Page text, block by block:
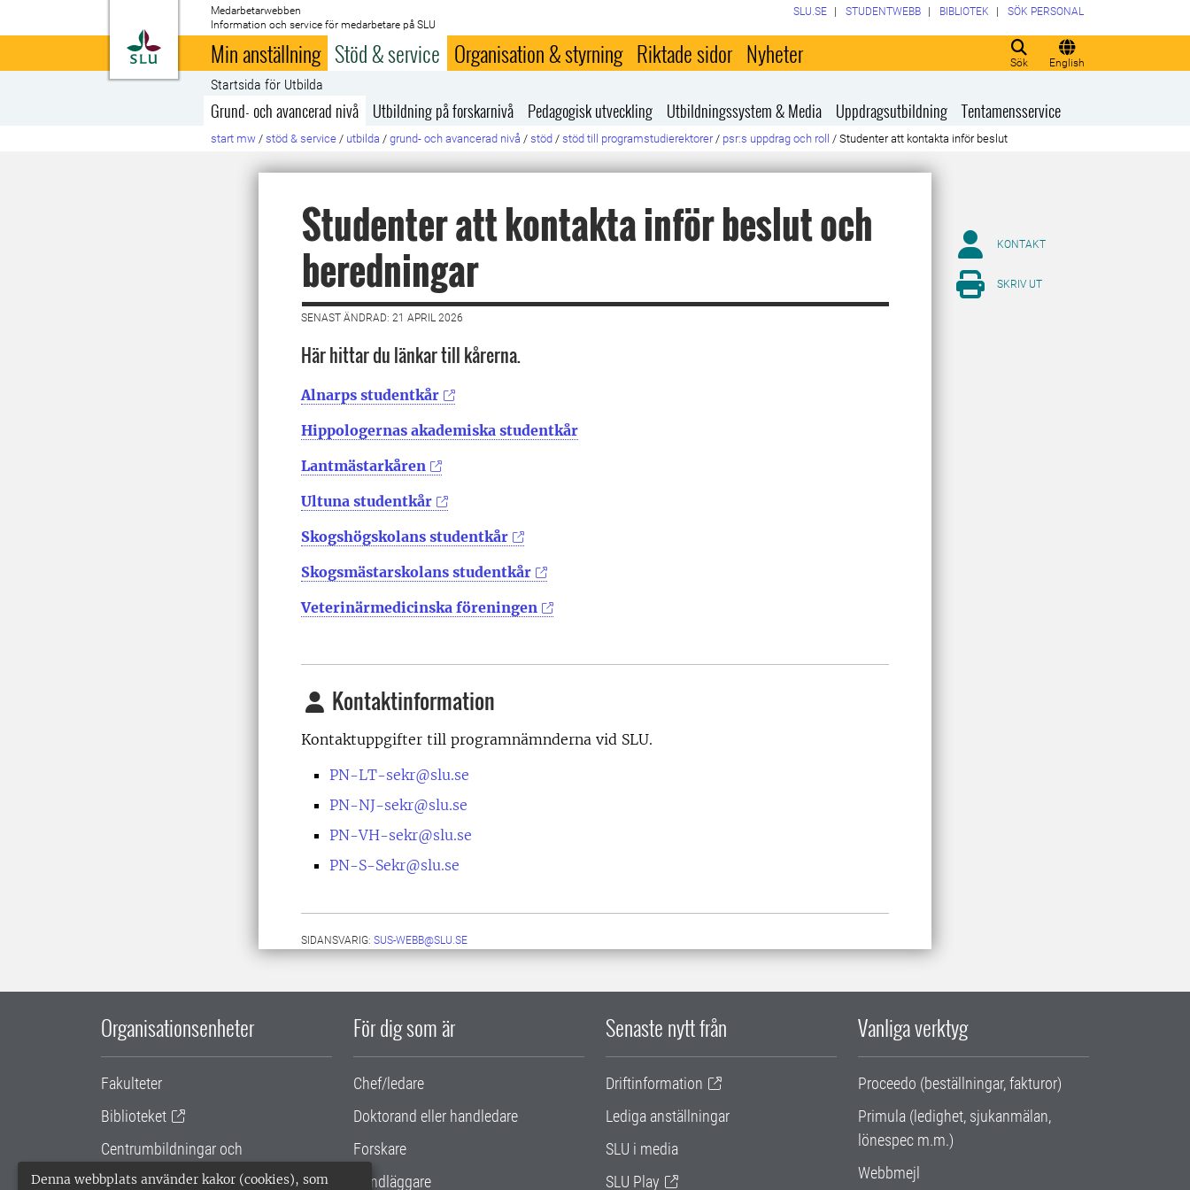
Denna webbplats använder kakor (cookies), som
Till startsida
Medarbetarwebben
Information och service för medarbetare på SLU
Sök English
SLU.SE STUDENTWEBB BIBLIOTEK SÖK PERSONAL
Min anställning Stöd & service Organisation & styrning Riktade sidor Nyheter
Startsida för Utbilda
Grund- och avancerad nivå Utbildning på forskarnivå Pedagogisk utveckling Utbildningssystem & Media Uppdragsutbildning Tentamensservice
start mw / stöd & service / utbilda / grund- och avancerad nivå / stöd / stöd till programstudierektorer / psr:s uppdrag och roll / Studenter att kontakta inför beslut
Studenter att kontakta inför beslut och
beredningar
SENAST ÄNDRAD: 21 APRIL 2026
Här hittar du länkar till kårerna.
Alnarps studentkår
Hippologernas akademiska studentkår
Lantmästarkåren
Ultuna studentkår
Skogshögskolans studentkår
Skogsmästarskolans studentkår
Veterinärmedicinska föreningen
Kontaktinformation
Kontaktuppgifter till programnämnderna vid SLU.
PN-LT-sekr@slu.se
PN-NJ-sekr@slu.se
PN-VH-sekr@slu.se
PN-S-Sekr@slu.se
SIDANSVARIG: SUS-WEBB@SLU.SE
KONTAKT
SKRIV UT
Organisationsenheter
Fakulteter
Biblioteket
Centrumbildningar och
samarbetsprojekt
För dig som är
Chef/ledare
Doktorand eller handledare
Forskare
Handläggare
Senaste nytt från
Driftinformation
Lediga anställningar
SLU i media
SLU Play
Vanliga verktyg
Proceedo (beställningar, fakturor)
Primula (ledighet, sjukanmälan,
lönespec m.m.)
Webbmejl